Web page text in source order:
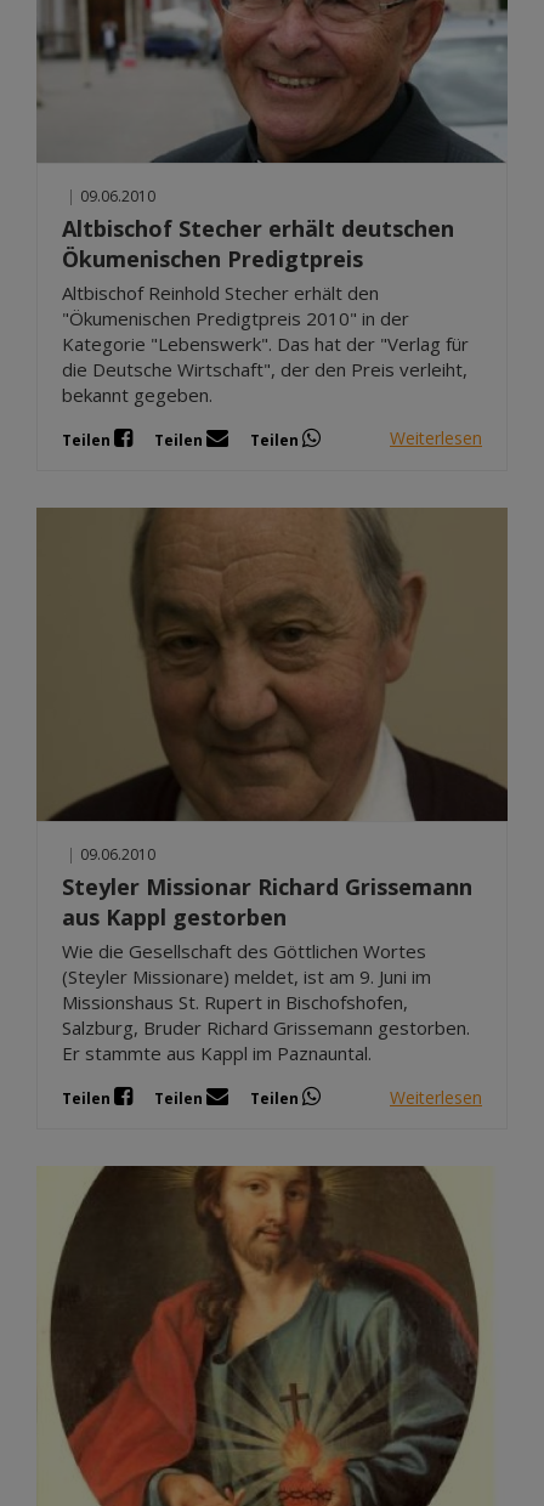
| 09.06.2010
Altbischof Stecher erhält deutschen
Ökumenischen Predigtpreis
Altbischof Reinhold Stecher erhält den
"Ökumenischen Predigtpreis 2010" in der
Kategorie "Lebenswerk". Das hat der "Verlag für
die Deutsche Wirtschaft", der den Preis verleiht,
bekannt gegeben.
Teilen Teilen Teilen Weiterlesen
| 09.06.2010
Steyler Missionar Richard Grissemann
aus Kappl gestorben
Wie die Gesellschaft des Göttlichen Wortes
(Steyler Missionare) meldet, ist am 9. Juni im
Missionshaus St. Rupert in Bischofshofen,
Salzburg, Bruder Richard Grissemann gestorben.
Er stammte aus Kappl im Paznauntal.
Teilen Teilen Teilen Weiterlesen